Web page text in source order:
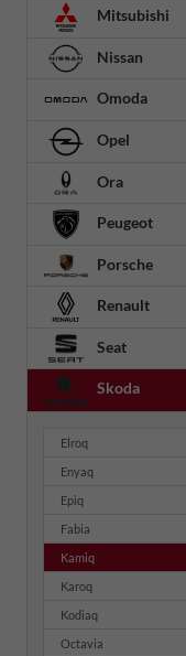
Mitsubishi
Nissan
Omoda
Opel
Ora
Peugeot
Porsche
Renault
Seat
Skoda
Elroq
Enyaq
Epiq
Fabia
Kamiq
Karoq
Kodiaq
Octavia